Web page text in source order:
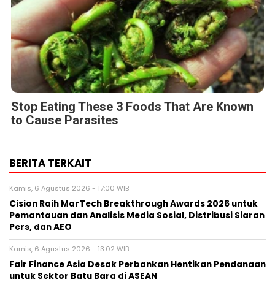
Stop Eating These 3 Foods That Are Known
to Cause Parasites
BERITA TERKAIT
Kamis, 6 Agustus 2026 - 17:00 WIB
Cision Raih MarTech Breakthrough Awards 2026 untuk
Pemantauan dan Analisis Media Sosial, Distribusi Siaran
Pers, dan AEO
Kamis, 6 Agustus 2026 - 13:02 WIB
Fair Finance Asia Desak Perbankan Hentikan Pendanaan
untuk Sektor Batu Bara di ASEAN